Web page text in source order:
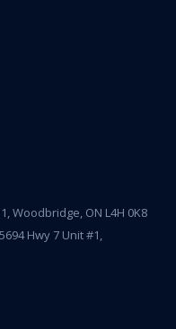
Woodbridge, ON L4H 0K8
Hwy 7 Unit #1,